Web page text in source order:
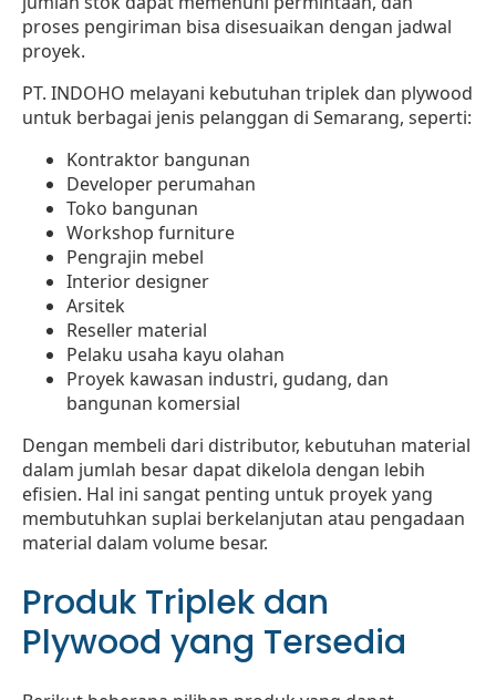
proses pengiriman bisa disesuaikan dengan jadwal
proyek.
PT. INDOHO melayani kebutuhan triplek dan plywood
untuk berbagai jenis pelanggan di Semarang, seperti:
Kontraktor bangunan
Developer perumahan
Toko bangunan
Workshop furniture
Pengrajin mebel
Interior designer
Arsitek
Reseller material
Pelaku usaha kayu olahan
Proyek kawasan industri, gudang, dan
bangunan komersial
Dengan membeli dari distributor, kebutuhan material
dalam jumlah besar dapat dikelola dengan lebih
efisien. Hal ini sangat penting untuk proyek yang
membutuhkan suplai berkelanjutan atau pengadaan
material dalam volume besar.
Produk Triplek dan
Plywood yang Tersedia